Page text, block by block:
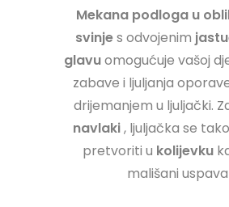
Mekana podloga u
svinjes odvojenim
glavuomogućuje vašoj
zabave i ljuljanja
drijemanjem u ljuljački.
navlaki, ljuljačka se
pretvoriti u kolijevku
mališani